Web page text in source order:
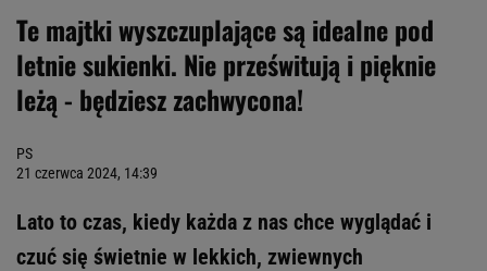
Te majtki wyszczuplające są idealne pod
letnie sukienki. Nie prześwitują i pięknie
leżą - będziesz zachwycona!
PS
21 czerwca 2024, 14:39
Lato to czas, kiedy każda z nas chce wyglądać i
czuć się świetnie w lekkich, zwiewnych